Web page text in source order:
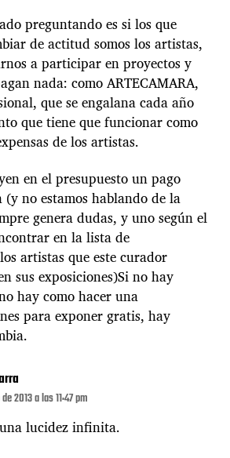
preguntando es si los que
de actitud somos los artistas,
a participar en proyectos y
nada: como ARTECAMARA,
que se engalana cada año
que tiene que funcionar como
de los artistas.
en el presupuesto un pago
no estamos hablando de la
genera dudas, y uno según el
en la lista de
artistas que este curador
sus exposiciones)Si no hay
hay como hacer una
para exponer gratis, hay
2013 a las 11:47 pm
lucidez infinita.